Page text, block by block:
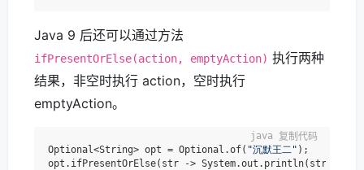
Java 9 后还可以通过方法
ifPresentOrElse(action, emptyAction) 执行两种
结果，非空时执行 action，空时执行
emptyAction。
Optional<String> opt = Optional.of( "沉默王二" );
opt.ifPresentOrElse(str ->
复制代码